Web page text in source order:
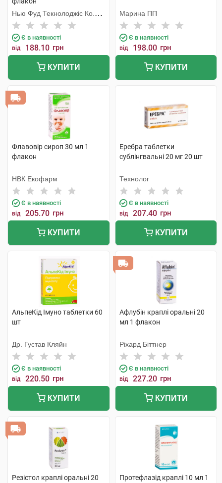
Нью Фуд Текнолоджіс Ко.
Лтд
Є в наявності
від 188.10 грн
КУПИТИ
Марина ПП
Є в наявності
від 198.00 грн
КУПИТИ
Флавовір сироп 30 мл 1
флакон
НВК Екофарм
Є в наявності
від 205.70 грн
КУПИТИ
Еребра таблетки
сублінгвальні 20 мг 20 шт
Технолог
Є в наявності
від 207.40 грн
КУПИТИ
АльпеКід Імуно таблетки 60
шт
Др. Густав Кляйн
Є в наявності
від 220.50 грн
КУПИТИ
Афлубін краплі оральні 20
мл 1 флакон
Ріхард Біттнер
Є в наявності
від 227.20 грн
КУПИТИ
Резістол краплі оральні 20
Протефлазід краплі 10 мл 1